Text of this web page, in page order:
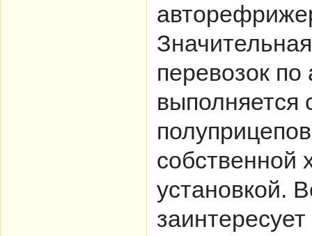
перевозок по
собственной
установкой.
заинтересует